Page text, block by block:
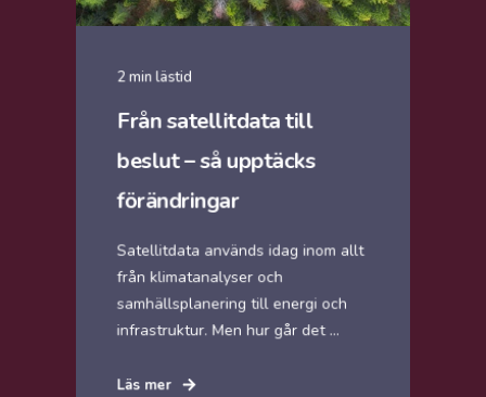
2 min lästid
Från satellitdata till
beslut – så upptäcks
förändringar
Satellitdata används idag inom allt
från klimatanalyser och
samhällsplanering till energi och
infrastruktur. Men hur går det ...
Läs mer